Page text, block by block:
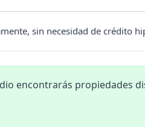
sin necesidad de crédito
encontrarás propiedades